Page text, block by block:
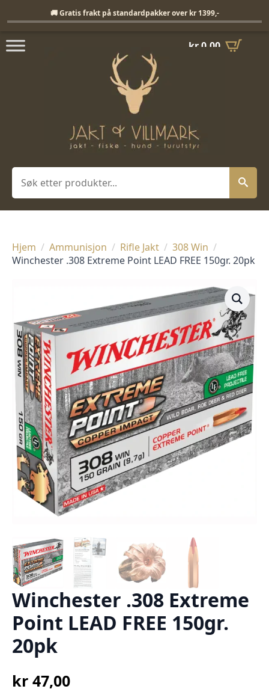
kr0,00
Søk
Hjem Ammunisjon Rifle Jakt
308 Win
Winchester .308 Extreme Point LEAD FREE 150gr. 20pk
Winchester .308 Extreme
Point LEAD FREE 150gr.
20pk
kr 47,00
🚚 Gratis frakt på standardpakker over kr 1399,-